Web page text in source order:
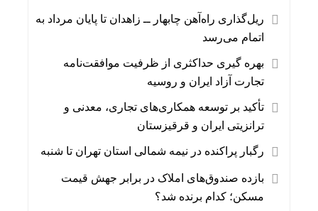
ریل‌گذاری راه‌آهن چابهار ــ زاهدان تا پایان مرداد به
اتمام می‌رسد
بهره گیری حداکثری از ظرفیت موافقت‌نامه
تجارت آزاد ایران و روسیه
تأکید بر توسعه همکاری‌های تجاری، معدنی و
ترانزیتی ایران و قرقیزستان
رگبار پراکنده در نیمه شمالی استان تهران تا شنبه
بازده صندوق‌های املاک در برابر جهش قیمت
مسکن؛ کدام برنده شد؟